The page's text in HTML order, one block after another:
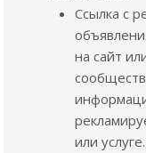
Ссылка с
на сайт
или услуге.